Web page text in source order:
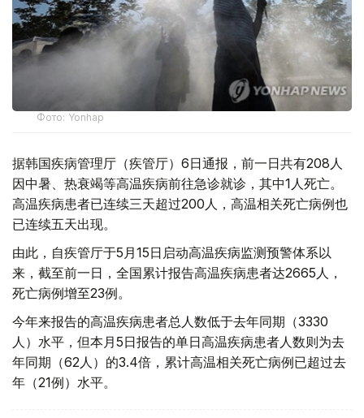
Фото: Yonhap
据韩国疾病管理厅（疾管厅）6日通报，前一日共有208人
因中暑、热衰竭等高温疾病前往急诊就诊，其中1人死亡。
高温疾病患者已连续三天超过200人，高温相关死亡病例也
已连续五天出现。
由此，自疾管厅于5月15日启动高温疾病监测预警体系以
来，截至前一日，全国累计报告高温疾病患者达2665人，
死亡病例增至23例。
今年来报告的高温疾病患者总人数低于去年同期（3330
人）水平，但本月5日报告的单日高温疾病患者人数则为去
年同期（62人）的3.4倍，累计高温相关死亡病例已超过去
年（21例）水平。